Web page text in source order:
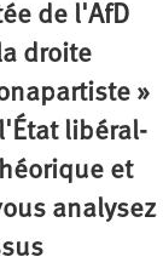
de l'AfD
droite
»
libéral-
et
analysez